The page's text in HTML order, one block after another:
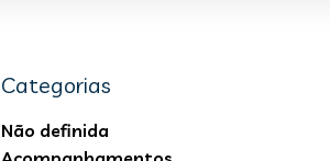
Categorias
Não definida